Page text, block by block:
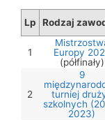
Lp Rodzaj
1
Europy
(półfinały)
2
9
turniej
szkolnych
2023)